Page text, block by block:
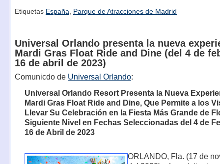
Etiquetas España, Parque de Atracciones de Madrid
Universal Orlando presenta la nueva
Mardi Gras Float Ride and Dine (del 4 de
16 de abril de 2023)
Comunicdo de Universal Orlando:
Universal Orlando Resort Presenta la Nueva
Mardi Gras Float Ride and Dine, Que Permite a los
Llevar Su Celebración en la Fiesta Más Grande de
Siguiente Nivel en Fechas Seleccionadas del 4 de
16 de Abril de 2023
ORLANDO, Fla. (17 de